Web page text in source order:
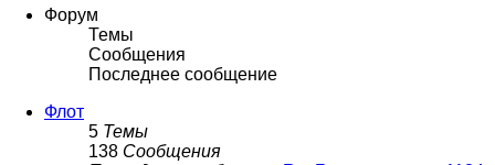
Форум
Темы
Сообщения
Последнее сообщение
Флот
5 Темы
138 Сообщения